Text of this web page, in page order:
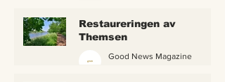
Restaureringen av
Themsen
Good News Magazine